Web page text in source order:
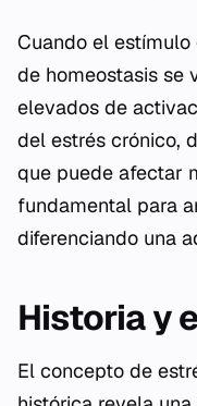
Cuando el
de homeostasis se
elevados de
del estrés crónico,
que puede afectar
fundamental para
diferenciando una
Historia y
El concepto de